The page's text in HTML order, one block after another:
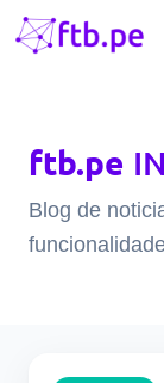
ftb.pe
Blog de